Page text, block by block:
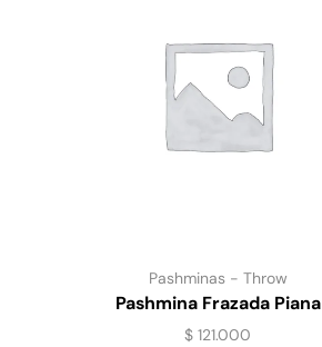
Pashminas - Throw
Pashmina Frazada Piana
$ 121.000